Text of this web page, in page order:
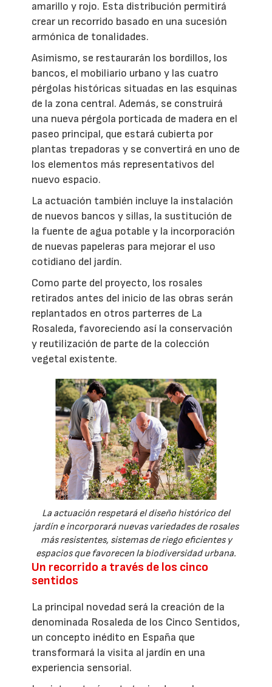
amarillo y rojo. Esta distribución permitirá
crear un recorrido basado en una sucesión
armónica de tonalidades.
Asimismo, se restaurarán los bordillos, los
bancos, el mobiliario urbano y las cuatro
pérgolas históricas situadas en las esquinas
de la zona central. Además, se construirá
una nueva pérgola porticada de madera en el
paseo principal, que estará cubierta por
plantas trepadoras y se convertirá en uno de
los elementos más representativos del
nuevo espacio.
La actuación también incluye la instalación
de nuevos bancos y sillas, la sustitución de
la fuente de agua potable y la incorporación
de nuevas papeleras para mejorar el uso
cotidiano del jardín.
Como parte del proyecto, los rosales
retirados antes del inicio de las obras serán
replantados en otros parterres de La
Rosaleda, favoreciendo así la conservación
y reutilización de parte de la colección
vegetal existente.
La actuación respetará el diseño histórico del
jardín e incorporará nuevas variedades de rosales
más resistentes, sistemas de riego eficientes y
espacios que favorecen la biodiversidad urbana.
Un recorrido a través de los cinco
sentidos
La principal novedad será la creación de la
denominada Rosaleda de los Cinco Sentidos,
un concepto inédito en España que
transformará la visita al jardín en una
experiencia sensorial.